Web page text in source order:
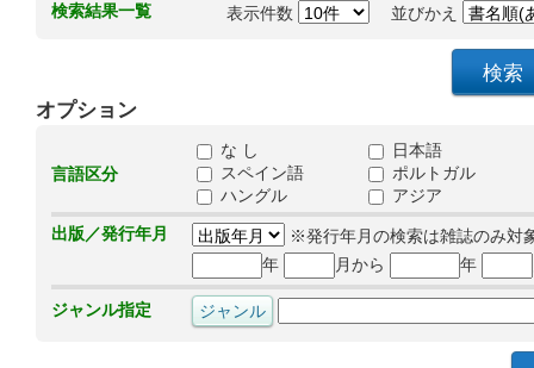
検索結果一覧 表示件数 並びかえ
オプション
言語区分
な し
日本語
スペイン語
ポルトガル
ハングル
アジア
出版／発行年月
※発行年月の検索は雑誌のみ対
年
月から 年
ジャンル指定